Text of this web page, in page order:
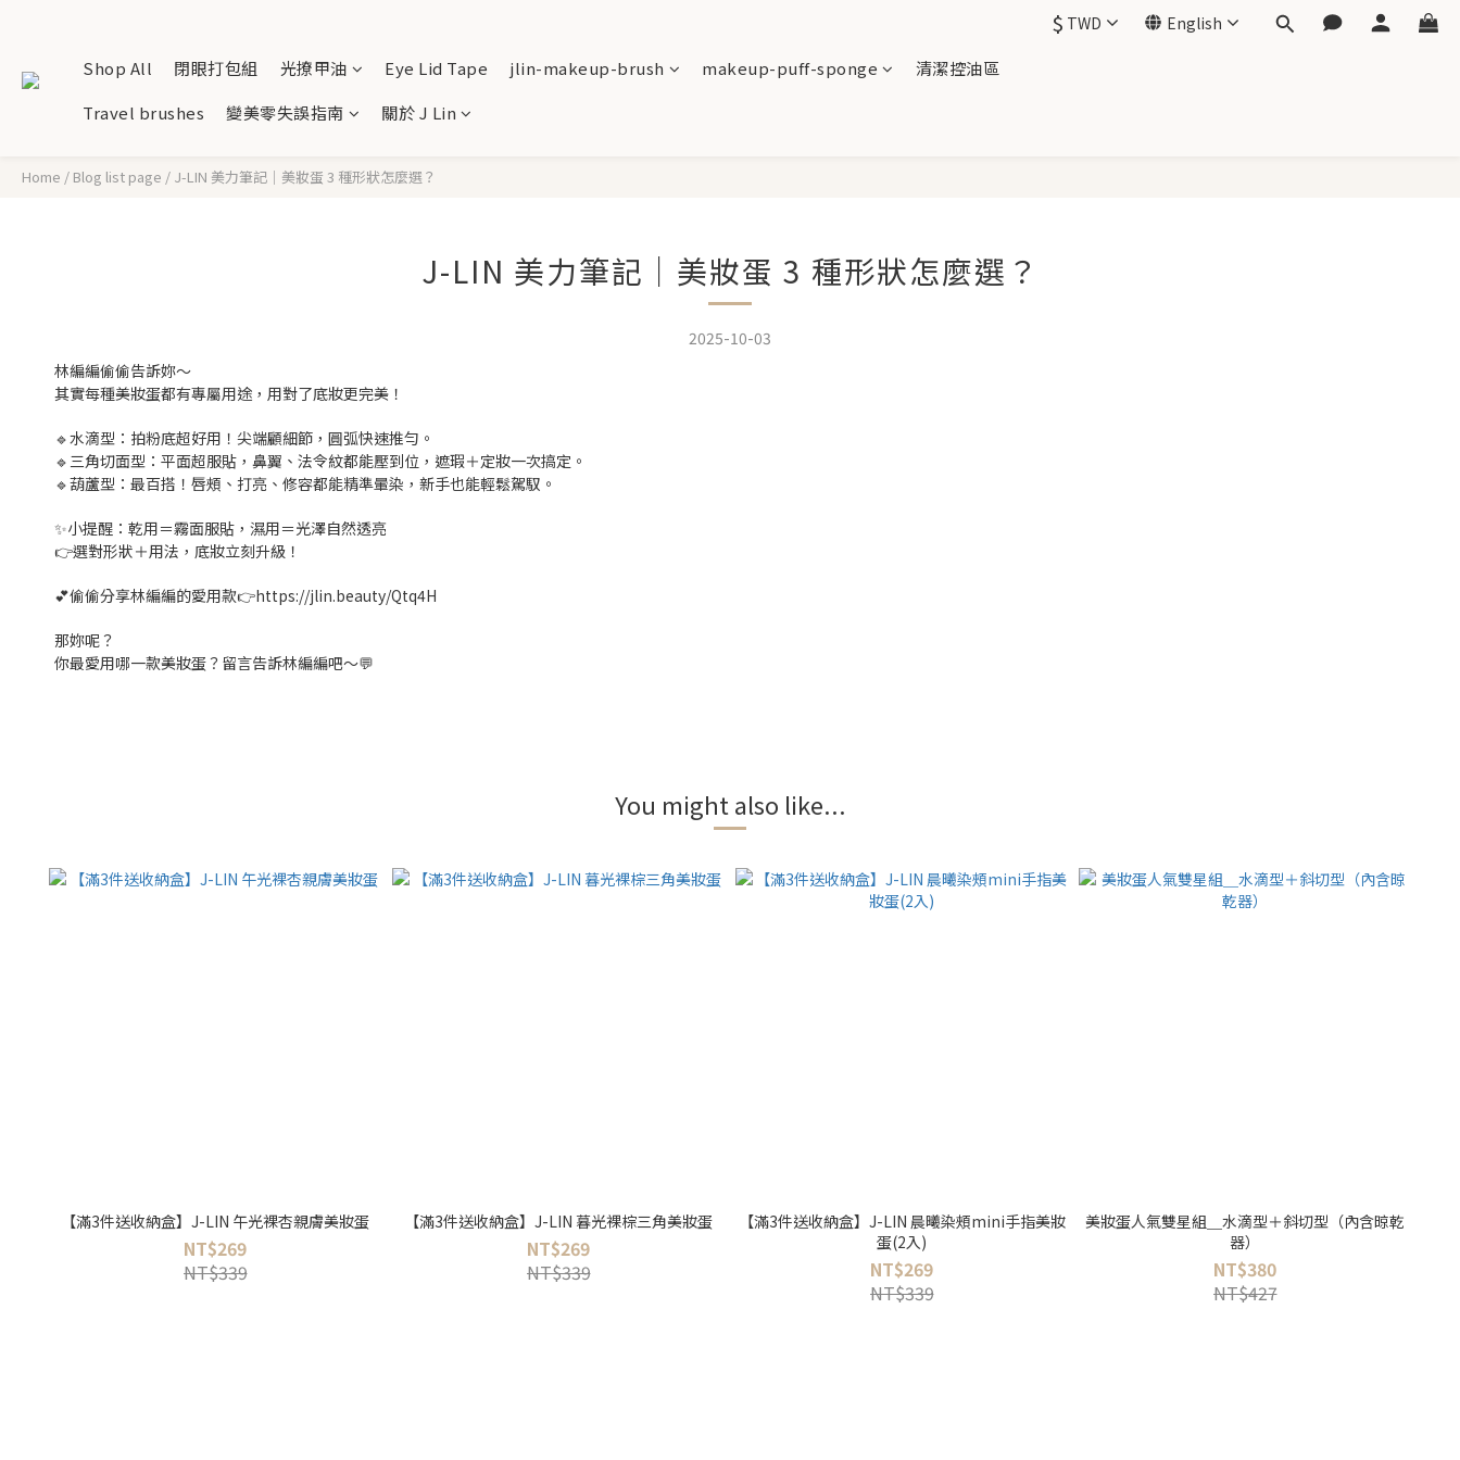
$ TWD English
Shop All 閉眼打包組 光撩甲油 Eye Lid Tape jlin-makeup-brush makeup-puff-sponge
清潔控油區
Travel brushes
變美零失誤指南 關於 J Lin
Home / Blog list page / J-LIN 美力筆記｜美妝蛋 3 種形狀怎麼選？
J-LIN 美力筆記｜美妝蛋 3 種形狀怎麼選？
2025-10-03
林編編偷偷告訴妳～
其實每種美妝蛋都有專屬用途，用對了底妝更完美！
🔹水滴型：拍粉底超好用！尖端顧細節，圓弧快速推勻。
🔹三角切面型：平面超服貼，鼻翼、法令紋都能壓到位，遮瑕＋定妝一次搞定。
🔹葫蘆型：最百搭！唇頰、打亮、修容都能精準暈染，新手也能輕鬆駕馭。
✨小提醒：乾用＝霧面服貼，濕用＝光澤自然透亮
👉選對形狀＋用法，底妝立刻升級！
💕偷偷分享林編編的愛用款👉https://jlin.beauty/Qtq4H
那妳呢？
你最愛用哪一款美妝蛋？留言告訴林編編吧～💬
You might also like...
【滿3件送收納盒】J-LIN 午光裸杏親膚美妝蛋
NT$269
NT$339
【滿3件送收納盒】J-LIN 暮光裸棕三角美妝蛋
NT$269
NT$339
【滿3件送收納盒】J-LIN 晨曦染頰mini手指美妝
蛋(2入)
NT$269
NT$339
美妝蛋人氣雙星組＿水滴型＋斜切型（內含晾乾
器）
NT$380
NT$427